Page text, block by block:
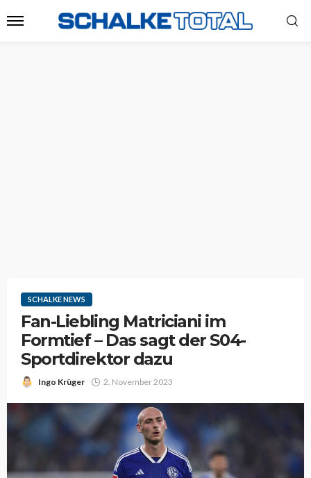
SCHALKE NEWS
Fan-Liebling Matriciani im
Formtief – Das sagt der S04-
Sportdirektor dazu
Ingo Krüger 2. November 2023